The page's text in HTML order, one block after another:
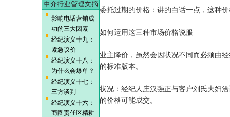
影响电话营销成
功的三大因素
经纪演义十九：
紧急议价
经纪演义十八：
为什么会爆单？
经纪演义十七：
三方谈判
经纪演义十六：
商圈责任区精耕
委托过期的价格：讲的白话一点，这种
如何运用这三种市场价格说服
业主降价，虽然会因状况不同而必须由
的标准版本。
状况：经纪人庄汉强正与客户刘氏夫妇
的价格可能成交。